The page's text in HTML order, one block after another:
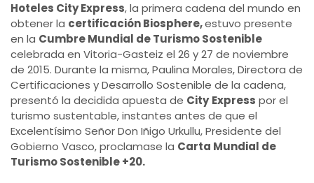
Hoteles City Express, la primera cadena del mundo en
obtener la certificación Biosphere,estuvo presente
en la Cumbre Mundial de Turismo Sostenible
celebrada en Vitoria-Gasteiz el 26 y 27 de noviembre
de 2015. Durante la misma, Paulina Morales, Directora de
Certificaciones y Desarrollo Sostenible de la cadena,
presentó la decidida apuesta de City Express por el
turismo sustentable, instantes antes de que el
Excelentísimo Señor Don Iñigo Urkullu, Presidente del
Gobierno Vasco, proclamase la Carta Mundial de
Turismo Sostenible +20.